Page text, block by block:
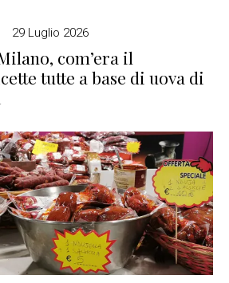
29 Luglio 2026
com’era il
tutte a base di uova di